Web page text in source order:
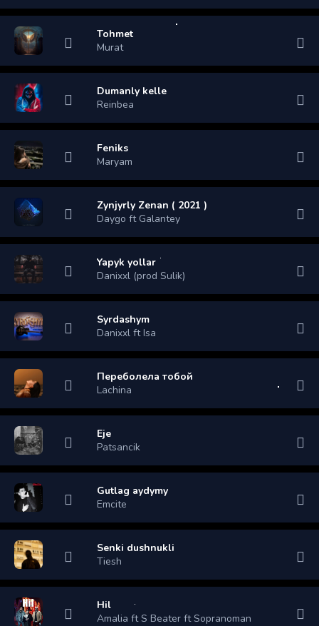
Tohmet
Murat
Dumanly kelle
Reinbea
Feniks
Maryam
Zynjyrly Zenan ( 2021 )
Daygo ft Galantey
Yapyk yollar
Danixxl (prod Sulik)
Syrdashym
Danixxl ft Isa
Переболела тобой
Lachina
Eje
Patsancik
Gutlag aydymy
Emcite
Senki dushnukli
Tiesh
Hil
Amalia ft S Beater ft Sopranoman